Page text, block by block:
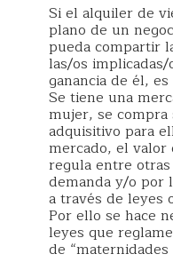
Si el alquiler de
plano de un
pueda compartir
las/os
ganancia de él,
Se tiene una
mujer, se
adquisitivo para
mercado, el valor
regula entre
demanda y/o por
a través de leyes
Por ello se hace
leyes que
de “maternidades